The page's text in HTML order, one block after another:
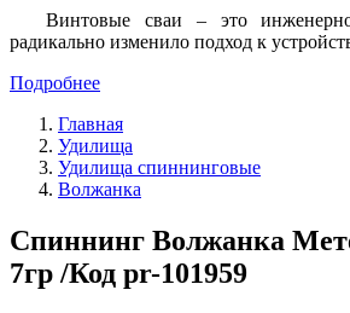
Винтовые сваи – это
радикально изменило подход к
Подробнее
Главная
Удилища
Удилища спиннинговые
Волжанка
Спиннинг Волжанка
7гр /Код pr-101959